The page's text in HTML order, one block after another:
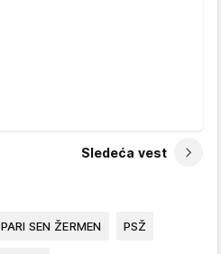
Sledeća vest
PARI SEN ŽERMEN PSŽ